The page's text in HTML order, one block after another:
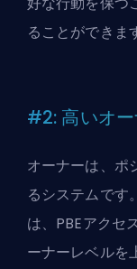
ることができま
#2: 高いオ
オーナーは、ポ
るシステムです
は、PBEアクセ
ーナーレベルを